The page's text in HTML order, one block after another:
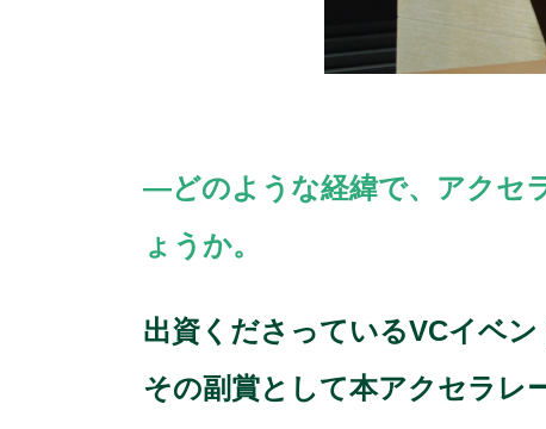
―どのような経緯で、アクセ
ょうか。
出資くださっているVCイベ
その副賞として本アクセラレ